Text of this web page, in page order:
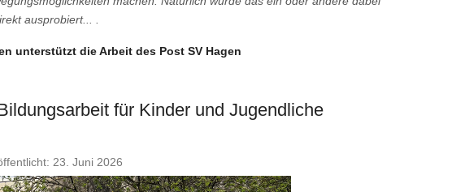
ausprobiert... .
unterstützt die Arbeit des Post SV Hagen
für Kinder und Jugendliche
23. Juni 2026